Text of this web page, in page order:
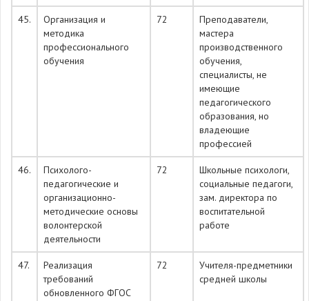
45.
Организация и
методика
профессионального
обучения
72
Преподаватели,
мастера
производственного
обучения,
специалисты, не
имеющие
педагогического
образования, но
владеющие
профессией
46.
Психолого-
педагогические и
организационно-
методические основы
волонтерской
деятельности
72
Школьные психологи,
социальные педагоги,
зам. директора по
воспитательной
работе
47.
Реализация
требований
обновленного ФГОС
72
Учителя-предметники
средней школы